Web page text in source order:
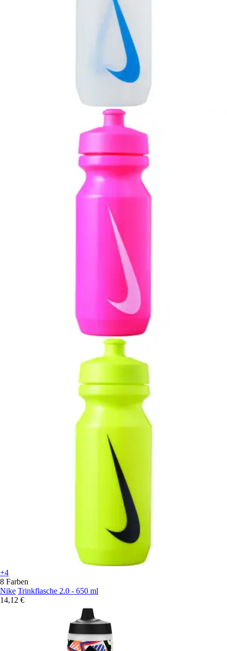
+4
8 Farben
Nike Trinkflasche 2.0 - 650 ml
14,12 €